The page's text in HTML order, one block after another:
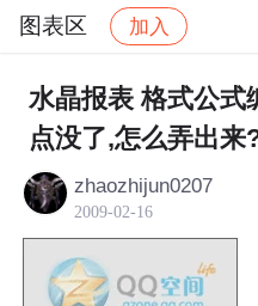
图表区 加入
社区 图表区 帖子
水晶报表 格式公式
点没了,怎么弄出来
zhaozhijun0207
2009-02-16